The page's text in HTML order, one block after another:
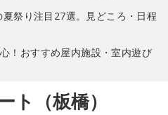
夏祭り注目27選。見どころ・日程
！おすすめ屋内施設・室内遊び
ト（板橋）